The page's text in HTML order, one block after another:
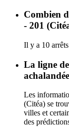
Combien
- 201
Il y a 10
La ligne
Les
(Citéa) se
villes et
des